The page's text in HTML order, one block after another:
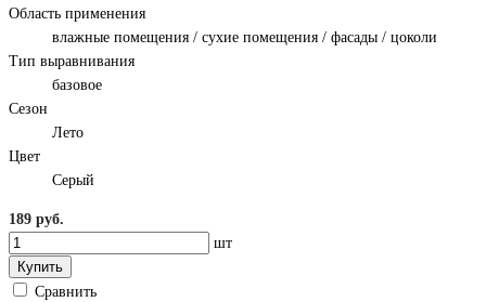
Область применения
влажные помещения / сухие помещения / фасады / цоколи
Тип выравнивания
базовое
Сезон
Лето
Цвет
Серый
189 руб.
шт
Купить
Сравнить